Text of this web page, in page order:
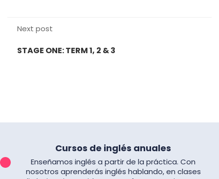
Next post
STAGE ONE: TERM 1, 2 & 3
Cursos de inglés anuales
Enseñamos inglés a partir de la práctica. Con
nosotros aprenderás inglés hablando, en clases